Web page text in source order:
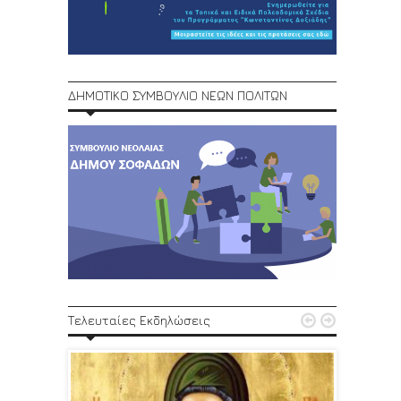
ΔΗΜΟΤΙΚΟ ΣΥΜΒΟΥΛΙΟ ΝΕΩΝ ΠΟΛΙΤΩΝ
Τελευταίες Εκδηλώσεις  